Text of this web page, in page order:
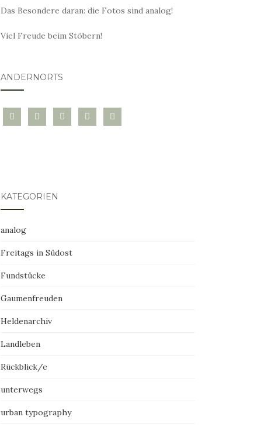
Das Besondere daran: die Fotos sind analog!
Viel Freude beim Stöbern!
ANDERNORTS
bloglovininstagramtwitter pinterest
mail
KATEGORIEN
analog
Freitags in Südost
Fundstücke
Gaumenfreuden
Heldenarchiv
Landleben
Rückblick/e
unterwegs
urban typography